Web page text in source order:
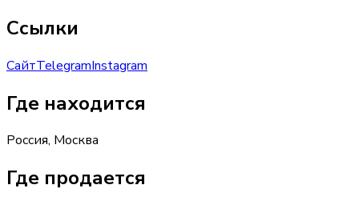
Ссылки
СайтTelegramInstagram
Где находится
Россия, Москва
Где продается